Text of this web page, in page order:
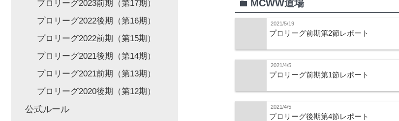
folder MCWW道場
2021/5/19
プロリーグ前期第2節レポート
2021/4/5
プロリーグ前期第1節レポート
2021/4/5
プロリーグ後期第4節レポート
プロリーグ2023前期（第17期）
プロリーグ2022後期（第16期）
プロリーグ2022前期（第15期）
プロリーグ2021後期（第14期）
プロリーグ2021前期（第13期）
プロリーグ2020後期（第12期）
公式ルール